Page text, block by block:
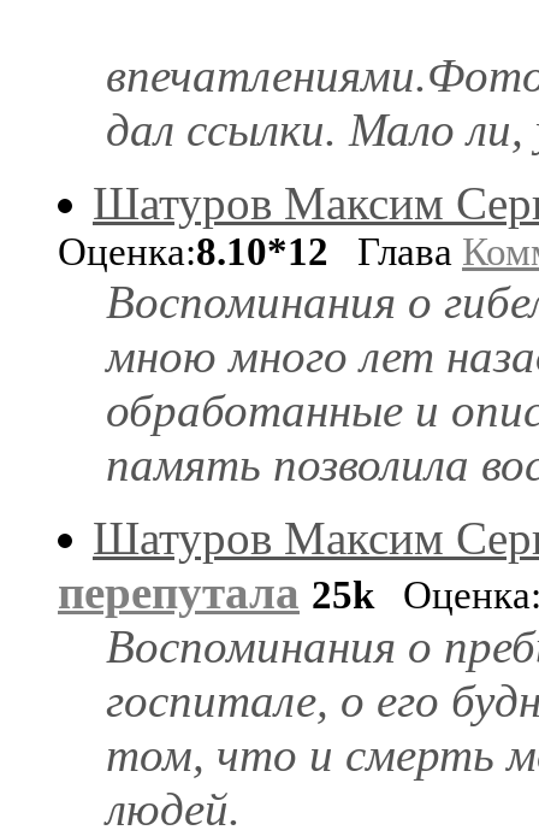
дал ссылки. Мало ли,
Шатуров Максим
Оценка:8.10*12 Глава
Воспоминания о
мною много лет
обработанные и
память позволила
Шатуров Максим
перепутала 25k
Воспоминания о
госпитале, о его
том, что и смерть
людей.